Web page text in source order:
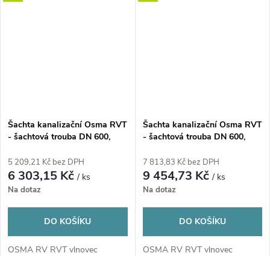
Šachta kanalizační Osma RVT
- šachtová trouba DN 600,
5 209,21 Kč bez DPH
6 303,15 Kč/ ks
Na dotaz
DO KOŠÍKU
OSMA RV RVT vlnovec
Šachta kanalizační Osma RVT
- šachtová trouba DN 600,
7 813,83 Kč bez DPH
9 454,73 Kč/ ks
Na dotaz
DO KOŠÍKU
OSMA RV RVT vlnovec